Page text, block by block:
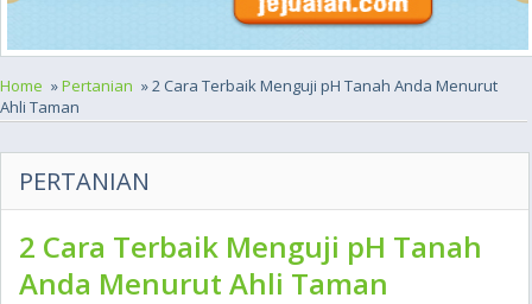
Home »Pertanian » 2 Cara Terbaik Menguji pH Tanah Anda Menurut
Ahli Taman
PERTANIAN
2 Cara Terbaik Menguji pH Tanah
Anda Menurut Ahli Taman